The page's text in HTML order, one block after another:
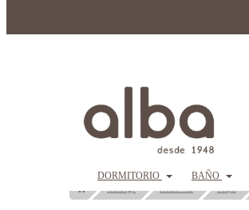
DORMITORIO BAÑO